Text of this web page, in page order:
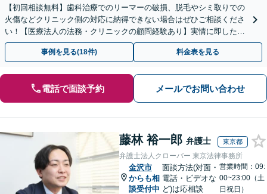
【初回相談無料】歯科治療でのリーマーの破損、脱毛やシミ取りでの
火傷などクリニック側の対応に納得できない場合はぜひご相談くださ
い！【医療法人の法務・クリニックの顧問経験あり】実情に即したア
ドバイスで、納得のできるトラブルの解決を目指します。
事例を見る(18件) 料金表を見る
電話で面談予約 メールでお問い合わせ
藤林 裕一郎 弁護士 東京都
弁護士法人クローバー 東京法律事務所
金沢市
からも相
談受付中
面談方法(対面・
電話・ビデオな
ど)は応相談
営業時間：09:
00~23:00（土
日祝日）